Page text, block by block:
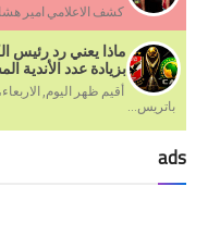
كشف الاعلامي امير
ماذا يعني رد رئيس
بزيادة عدد الأندية
أقيم ظهر اليوم,
باتريس...
ads